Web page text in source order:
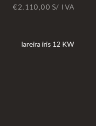
€2.110,00 S/ IVA